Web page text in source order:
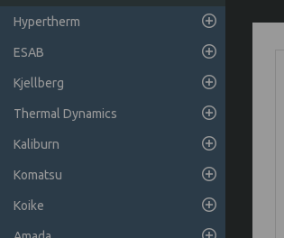
Hypertherm
ESAB
Kjellberg
Thermal Dynamics
Kaliburn
Komatsu
Koike